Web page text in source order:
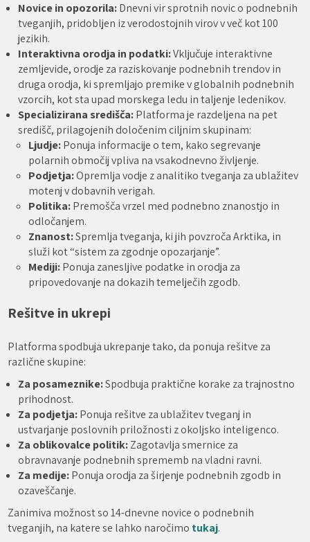
Novice in opozorila:Dnevni vir sprotnih novic o podnebnih
tveganjih, pridobljen iz verodostojnih virov v več kot 100
jezikih.
Interaktivna orodja in podatki:Vključuje interaktivne
zemljevide, orodje za raziskovanje podnebnih trendov in
druga orodja, ki spremljajo premike v globalnih podnebnih
vzorcih, kot sta upad morskega ledu in taljenje ledenikov.
Specializirana središča:Platforma je razdeljena na pet
središč, prilagojenih določenim ciljnim skupinam:
Ljudje:Ponuja informacije o tem, kako segrevanje
polarnih območij vpliva na vsakodnevno življenje.
Podjetja:Opremlja vodje z analitiko tveganja za ublažitev
motenj v dobavnih verigah.
Politika:Premošča vrzel med podnebno znanostjo in
odločanjem.
Znanost:Spremlja tveganja, ki jih povzroča Arktika, in
služi kot “sistem za zgodnje opozarjanje”.
Mediji:Ponuja zanesljive podatke in orodja za
pripovedovanje na dokazih temelječih zgodb.
Rešitve in ukrepi
Platforma spodbuja ukrepanje tako, da ponuja rešitve za
različne skupine:
Za posameznike:Spodbuja praktične korake za trajnostno
prihodnost.
Za podjetja:Ponuja rešitve za ublažitev tveganj in
ustvarjanje poslovnih priložnosti z okoljsko inteligenco.
Za oblikovalce politik:Zagotavlja smernice za
obravnavanje podnebnih sprememb na vladni ravni.
Za medije:Ponuja orodja za širjenje podnebnih zgodb in
ozaveščanje.
Zanimiva možnost so 14-dnevne novice o podnebnih
tveganjih, na katere se lahko naročimo tukaj.